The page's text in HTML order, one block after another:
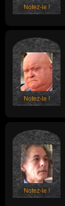
Notez-le !
Notez-le !
Notez-le !